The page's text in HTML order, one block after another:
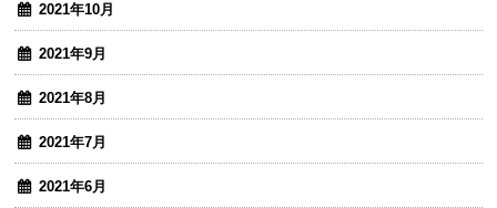
2021年10月
2021年9月
2021年8月
2021年7月
2021年6月